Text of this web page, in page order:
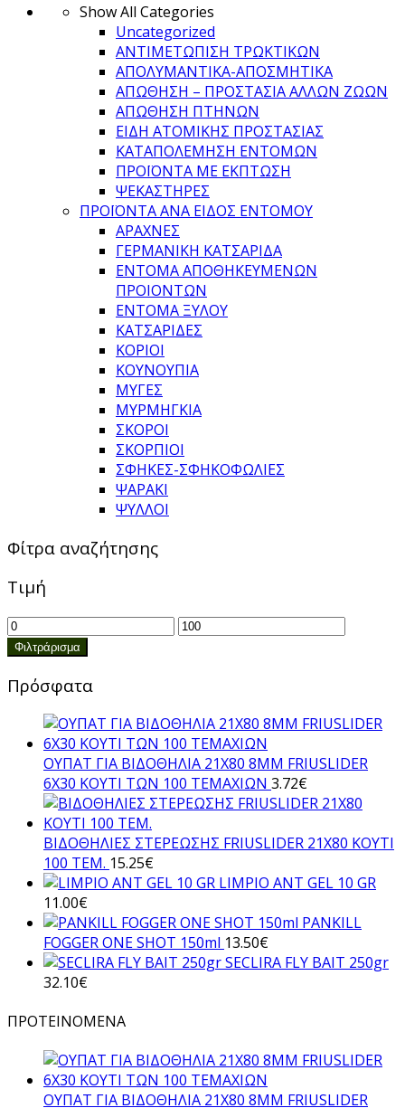
Show All Categories
Uncategorized
ΑΝΤΙΜΕΤΩΠΙΣΗ ΤΡΩΚΤΙΚΩΝ
ΑΠΟΛΥΜΑΝΤΙΚΑ-ΑΠΟΣΜΗΤΙΚΑ
ΑΠΩΘΗΣΗ – ΠΡΟΣΤΑΣΙΑ ΑΛΛΩΝ ΖΩΩΝ
ΑΠΩΘΗΣΗ ΠΤΗΝΩΝ
ΕΙΔΗ ΑΤΟΜΙΚΗΣ ΠΡΟΣΤΑΣΙΑΣ
ΚΑΤΑΠΟΛΕΜΗΣΗ ΕΝΤΟΜΩΝ
ΠΡΟΪΟΝΤΑ ΜΕ ΕΚΠΤΩΣΗ
ΨΕΚΑΣΤΗΡΕΣ
ΠΡΟΪΟΝΤΑ ΑΝΑ ΕΙΔΟΣ ΕΝΤΟΜΟΥ
ΑΡΑΧΝΕΣ
ΓΕΡΜΑΝΙΚΗ ΚΑΤΣΑΡΙΔΑ
ΕΝΤΟΜΑ ΑΠΟΘΗΚΕΥΜΕΝΩΝ
ΠΡΟΙΟΝΤΩΝ
ΕΝΤΟΜΑ ΞΥΛΟΥ
ΚΑΤΣΑΡΙΔΕΣ
ΚΟΡΙΟΙ
ΚΟΥΝΟΥΠΙΑ
ΜΥΓΕΣ
ΜΥΡΜΗΓΚΙΑ
ΣΚΟΡΟΙ
ΣΚΟΡΠΙΟΙ
ΣΦΗΚΕΣ-ΣΦΗΚΟΦΩΛΙΕΣ
ΨΑΡΑΚΙ
ΨΥΛΛΟΙ
Φίτρα αναζήτησης
Τιμή
Ελάχιστη
τιμή
Μέγιστη
Φιλτράρισμα
Πρόσφατα
ΟΥΠΑΤ ΓΙΑ ΒΙΔΟΘΗΛΙΑ 21Χ80 8ΜΜ FRIUSLIDER
6X30 ΚΟΥΤΙ ΤΩΝ 100 ΤΕΜΑΧΙΩΝ 3.72€
ΒΙΔΟΘΗΛΙΕΣ ΣΤΕΡΕΩΣΗΣ FRIUSLIDER 21X80 KOYTI
100 TEM. 15.25€
LIMPIO ANT GEL 10 GR
11.00€
PANKILL
FOGGER ONE SHOT 150ml 13.50€
SECLIRA FLY BAIT 250gr
32.10€
ΠΡΟΤΕΙΝΟΜΕΝΑ
ΟΥΠΑΤ ΓΙΑ ΒΙΔΟΘΗΛΙΑ 21Χ80 8ΜΜ FRIUSLIDER